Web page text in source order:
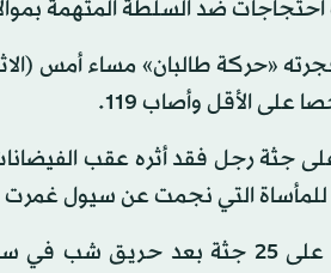
ضد السلطة المتهمة
فجرته «حركة طالبان» مساء
جثة رجل فقد أثره عقب
للمأساة التي نجمت عن سيول غمرت
- قالت وسائل إعلام إن غواصين عثروا